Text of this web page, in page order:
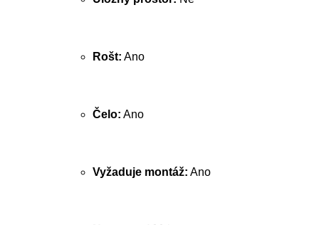
Rošt: Ano
Čelo: Ano
Vyžaduje montáž: Ano